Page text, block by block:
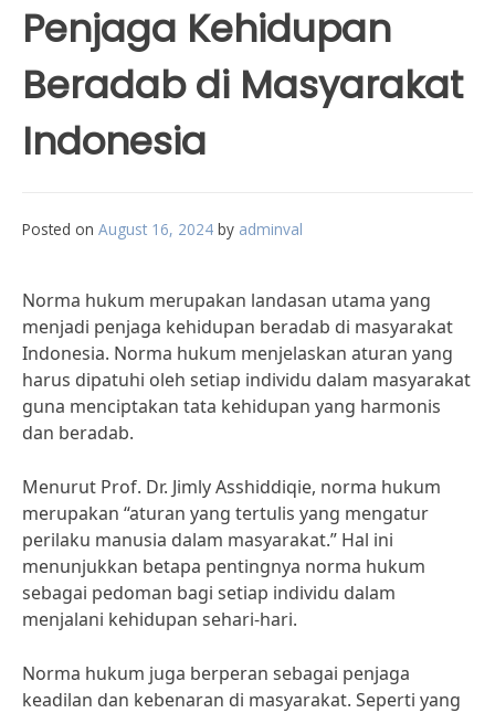
Penjaga Kehidupan
Beradab di Masyarakat
Indonesia
Posted on August 16, 2024 by adminval
Norma hukum merupakan landasan utama yang
menjadi penjaga kehidupan beradab di masyarakat
Indonesia. Norma hukum menjelaskan aturan yang
harus dipatuhi oleh setiap individu dalam masyarakat
guna menciptakan tata kehidupan yang harmonis
dan beradab.
Menurut Prof. Dr. Jimly Asshiddiqie, norma hukum
merupakan “aturan yang tertulis yang mengatur
perilaku manusia dalam masyarakat.” Hal ini
menunjukkan betapa pentingnya norma hukum
sebagai pedoman bagi setiap individu dalam
menjalani kehidupan sehari-hari.
Norma hukum juga berperan sebagai penjaga
keadilan dan kebenaran di masyarakat. Seperti yang